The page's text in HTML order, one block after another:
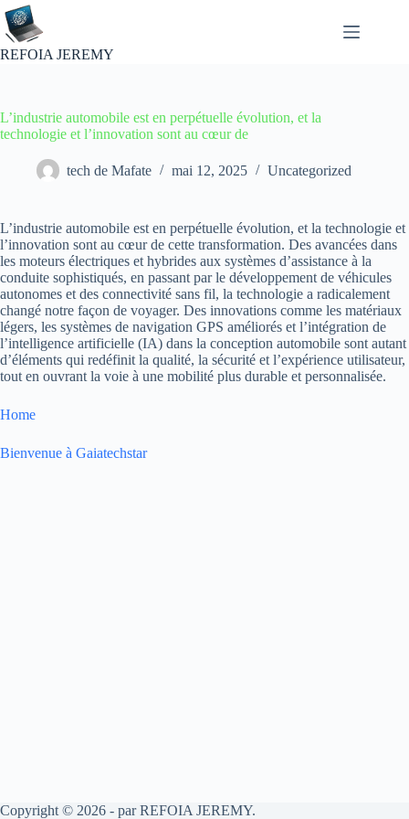
Passer
au
contenu
REFOIA JEREMY
L’industrie automobile est en perpétuelle évolution, et la
technologie et l’innovation sont au cœur de
tech de Mafate mai 12, 2025 Uncategorized
L’industrie automobile est en perpétuelle évolution, et la technologie et
l’innovation sont au cœur de cette transformation. Des avancées dans
les moteurs électriques et hybrides aux systèmes d’assistance à la
conduite sophistiqués, en passant par le développement de véhicules
autonomes et des connectivité sans fil, la technologie a radicalement
changé notre façon de voyager. Des innovations comme les matériaux
légers, les systèmes de navigation GPS améliorés et l’intégration de
l’intelligence artificielle (IA) dans la conception automobile sont autant
d’éléments qui redéfinit la qualité, la sécurité et l’expérience utilisateur,
tout en ouvrant la voie à une mobilité plus durable et personnalisée.
Home
Bienvenue à Gaiatechstar
Copyright © 2026 - par REFOIA JEREMY.